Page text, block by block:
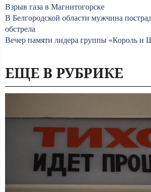
Взрыв газа в Магнитогорске
В Белгородской области мужчина
обстрела
Вечер памяти лидера группы «Король и
ЕЩЕ В РУБРИКЕ